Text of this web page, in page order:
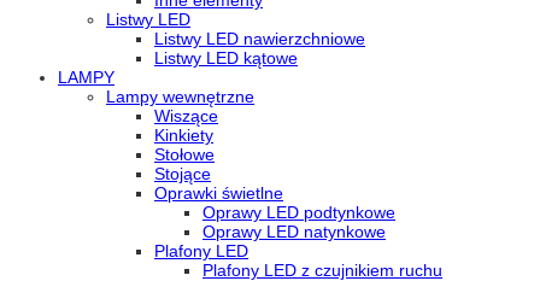
Listwy LED
Listwy LED nawierzchniowe
Listwy LED kątowe
LAMPY
Lampy wewnętrzne
Wiszące
Kinkiety
Stołowe
Stojące
Oprawki świetlne
Oprawy LED podtynkowe
Oprawy LED natynkowe
Plafony LED
Plafony LED z czujnikiem ruchu